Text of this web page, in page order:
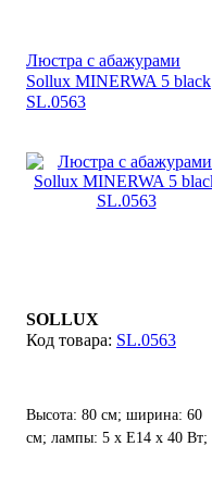
Люстра с абажурами
Sollux MINERWA 5 black
SL.0563
SOLLUX
SL.0563
Высота: 80 см; ширина: 60
см; лампы: 5 х Е14 х 40 Вт;